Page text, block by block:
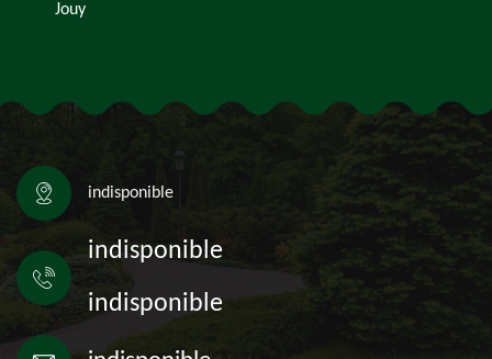
Jouy
indisponible
indisponible
indisponible